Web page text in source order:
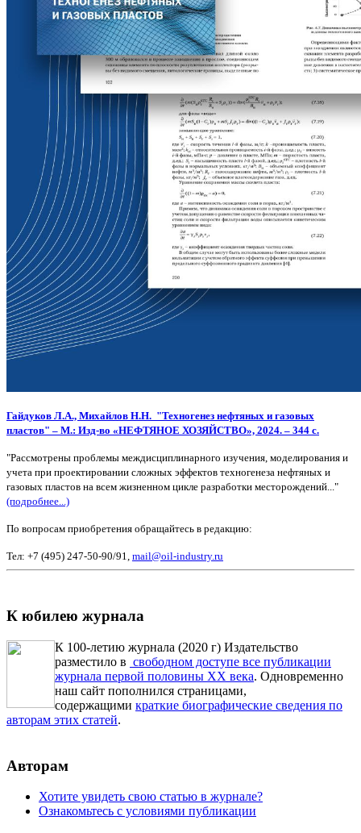
Гайдуков Л.А., Михайлов Н.Н. "Техногенез нефтяных и газовых
пластов" – М.: Изд-во «НЕФТЯНОЕ ХОЗЯЙСТВО», 2024. – 344 с.
"Рассмотрены проблемы междисциплинарного изучения, моделирования и
учета при проектировании сложных эффектов техногенеза нефтяных и
газовых пластов на всем жизненном цикле разработки месторождений..."
(подробнее...)
По вопросам приобретения обращайтесь в редакцию:
Тел: +7 (495) 247-50-90/91, mail@oil-industry.ru
К юбилею журнала
К 100-летию журнала (2020 г) Издательство
разместило в свободном доступе все публикации
журнала первой половины ХХ века. Одновременно
наш сайт пополнился страницами,
содержащими краткие биографические сведения по
авторам этих статей.
Авторам
Хотите увидеть свою статью в журнале?
Ознакомьтесь с условиями публикации